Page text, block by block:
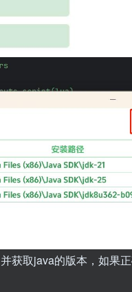
并获取java的版本，如果